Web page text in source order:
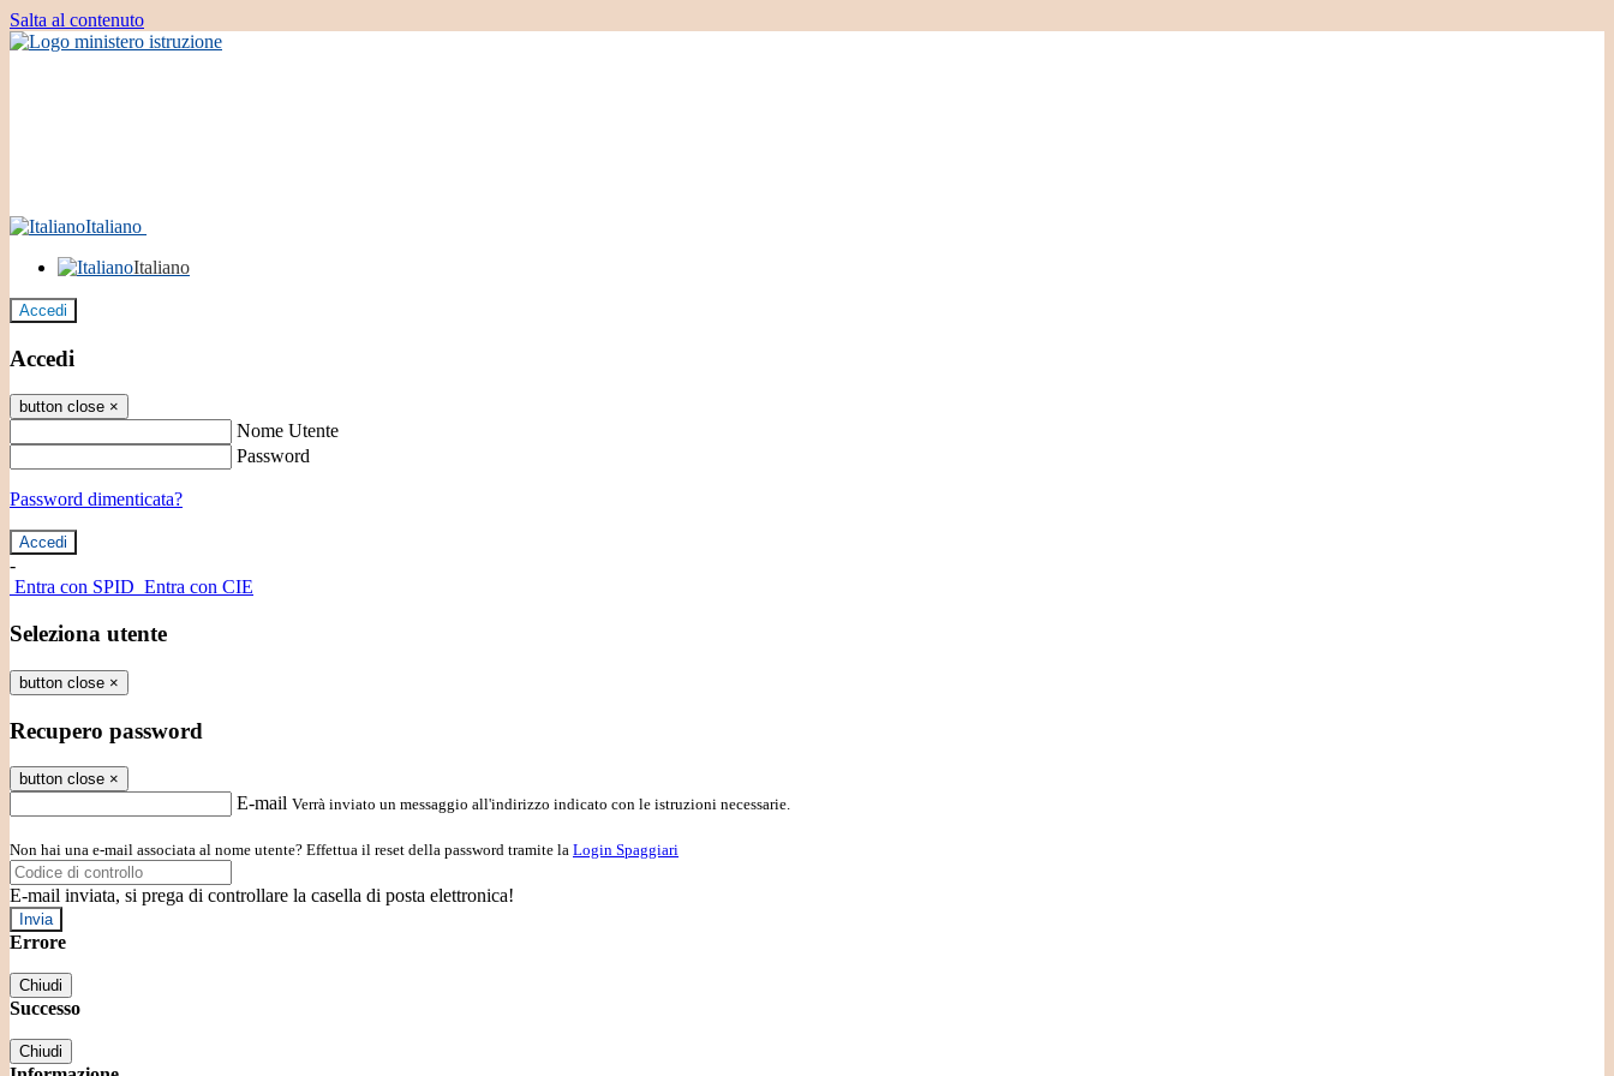
Salta al contenuto
Italiano
Italiano
Accedi
Accedi
button close ×
Nome Utente
Password
Password dimenticata?
-
Entra con SPID Entra con CIE
Seleziona utente
button close ×
Recupero password
button close ×
E-mail Verrà inviato un messaggio all'indirizzo indicato con le istruzioni necessarie.
Non hai una e-mail associata al nome utente? Effettua il reset della password tramite la Login Spaggiari
E-mail inviata, si prega di controllare la casella di posta elettronica!
Errore
Chiudi
Successo
Chiudi